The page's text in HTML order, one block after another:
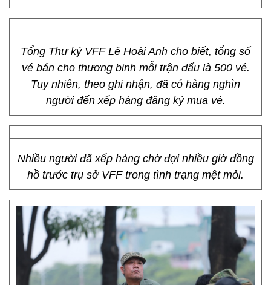
Tổng Thư ký VFF Lê Hoài Anh cho biết, tổng số
vé bán cho thương binh mỗi trận đấu là 500 vé.
Tuy nhiên, theo ghi nhận, đã có hàng nghìn
người đến xếp hàng đăng ký mua vé.
Nhiều người đã xếp hàng chờ đợi nhiều giờ đồng
hồ trước trụ sở VFF trong tình trạng mệt mỏi.